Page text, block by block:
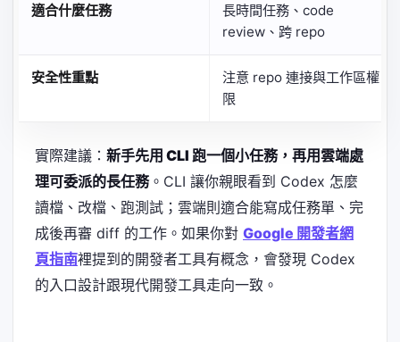
適合什麼任務
長時間任務、code
review、跨 repo
安全性重點
注意 repo 連接與工作區權
限
實際建議： 新手先用 CLI 跑一個小任務，再用雲端處
理可委派的長任務。CLI 讓你親眼看到 Codex 怎麼
讀檔、改檔、跑測試；雲端則適合能寫成任務單、完
成後再審 diff 的工作。如果你對 Google 開發者網
頁指南裡提到的開發者工具有概念，會發現 Codex
的入口設計跟現代開發工具走向一致。